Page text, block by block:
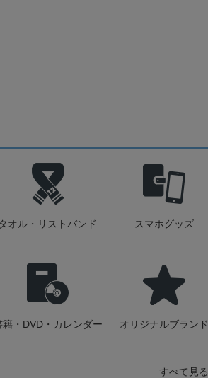
タオル・リストバンド スマホグッズ
籍・DVD・カレンダー オリジナルブランド
すべて見る